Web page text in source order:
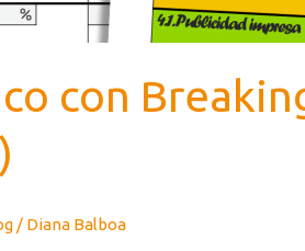
con
/ Diana Balboa